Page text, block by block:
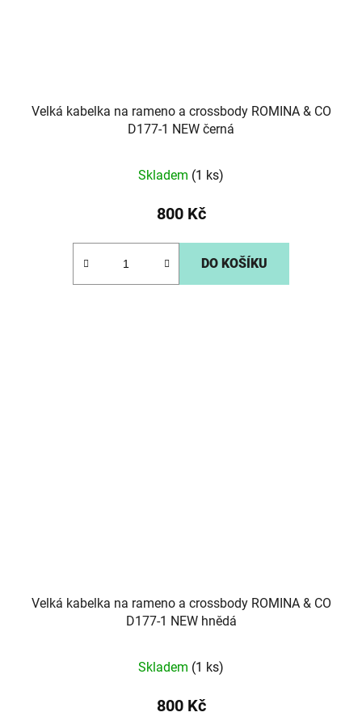
Velká kabelka na rameno a crossbody ROMINA & CO
D177-1 NEW černá
Skladem (1 ks)
800 Kč
DO KOŠÍKU
Velká kabelka na rameno a crossbody ROMINA & CO
D177-1 NEW hnědá
Skladem (1 ks)
800 Kč